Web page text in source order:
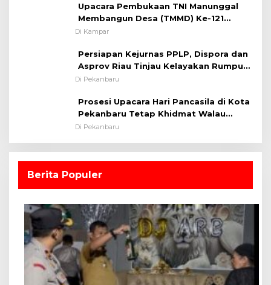
Upacara Pembukaan TNI Manunggal
Membangun Desa (TMMD) Ke-121
Kodim 0313/KPR Tahun 2024) ?
Di Kampar
Persiapan Kejurnas PPLP, Dispora dan
Asprov Riau Tinjau Kelayakan Rumput
Lapangan Sepakbola
Di Pekanbaru
Prosesi Upacara Hari Pancasila di Kota
Pekanbaru Tetap Khidmat Walau
Dalam Ruangan
Di Pekanbaru
Berita Populer